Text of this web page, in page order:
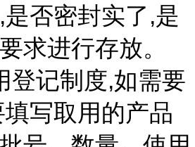
否密封实了,是
求进行存放。
登记制度,如需要
写取用的产品